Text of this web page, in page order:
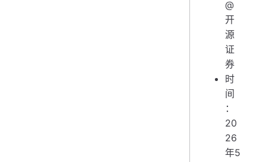
@
开
源
证
券
时
间
：
20
26
年5